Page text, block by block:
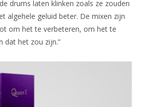
drums laten klinken zoals ze zouden
algehele geluid beter. De mixen zijn
om het te verbeteren, om het te
dat het zou zijn.”